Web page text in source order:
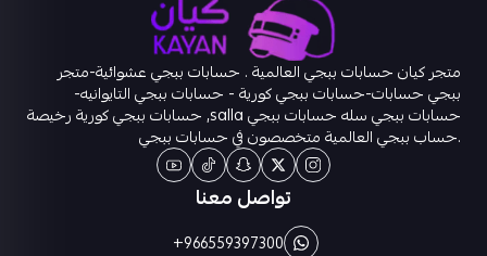
متجر كيان حسابات ببجي العالمية . حسابات ببجي عشوائية-متجر
ببجي حسابات-حسابات ببجي كورية - حسابات ببجي التايوانيه-
حسابات ببجي سله حسابات ببجي salla, حسابات ببجي كورية رخيصة
.حساب ببجي العالمية متخصصون في حسابات ببجي
تواصل معنا
+966559397300